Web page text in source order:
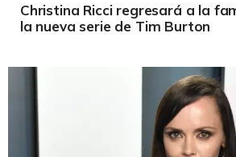
Christina Ricci regresará a la
la nueva serie de Tim Burton